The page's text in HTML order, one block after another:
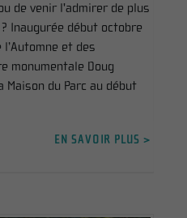
de venir l'admirer de plus
Inaugurée début octobre
et des
monumentale Doug
Maison du Parc au début
EN SAVOIR PLUS >